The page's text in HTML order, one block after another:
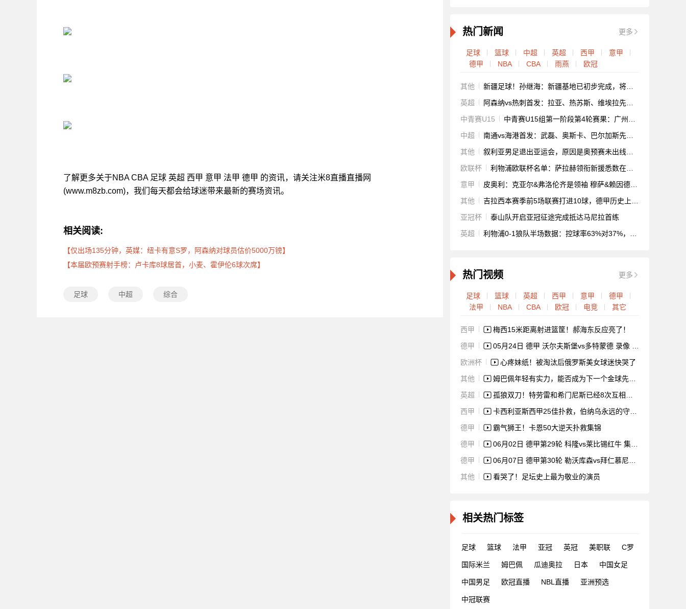
了解更多关于NBA CBA 足球 英超 西甲 意甲 法甲 德甲 的资讯，请关注米8直播直播网
(www.m8zb.com)，我们每天都会给球迷带来最新的赛场资讯。
相关阅读:
【仅出场135分钟，英媒：纽卡有意S罗，阿森纳对球员估价5000万镑】
【本届欧预赛射手榜：卢卡库8球居首，小麦、霍伊伦6球次席】
足球 中超 综合
热门新闻 更多
足球 篮球 中超 英超 西甲
意甲
德甲
NBA CBA 雨燕 欧冠
其他
新疆足球！孙继海：新疆基地已初步完成，将面向全疆招募+费用全免
英超
阿森纳vs热刺首发：拉亚、热苏斯、维埃拉先发，孙兴慜麦迪逊出战
中青赛U15
中青赛U15组第一阶段第4轮赛果：广州队7-0湖南湘涛 三镇6-1浙江
中超
南通vs海港首发：武磊、奥斯卡、巴尔加斯先发，罗马里奥、刘欢出战
其他
叙利亚男足退出亚运会，原因是奥预赛未出线失去锻炼意义
欧联杯
利物浦欧联杯名单：萨拉赫领衔新援悉数在列，阿德里安缺席
意甲
皮奥利：克亚尔&弗洛伦齐是领袖 穆萨&赖因德斯仍需更好理解战术
其他
吉拉西本赛季前5场联赛打进10球，德甲历史上此前只有莱万做到
亚冠杯
泰山队开启亚冠征途完成抵达马尼拉首练
英超
利物浦0-1狼队半场数据：控球率63%对37%，射门数5比8
热门视频 更多
足球 篮球 英超 西甲 意甲
德甲
法甲
NBA CBA 欧冠 电竞 其它
西甲
梅西15米距离射进篮筐！郝海东反应亮了！
德甲
05月24日 德甲 沃尔夫斯堡vs多特蒙德 录像 集锦
欧洲杯
心疼妹纸！被淘汰后俄罗斯美女球迷快哭了
其他
姆巴佩年轻有实力，能否成为下一个金球先生？
英超
孤狼双刀！特劳雷和希门尼斯已经8次互相助攻进球，效率英超第一
西甲
卡西利亚斯西甲25佳扑救，伯纳乌永远的守护神。
德甲
霸气狮王！卡恩50大逆天扑救集锦
德甲
06月02日 德甲第29轮 科隆vs莱比锡红牛 集锦 录像
德甲
06月07日 德甲第30轮 勒沃库森vs拜仁慕尼黑 集锦 录像
其他
看哭了！足坛史上最为敬业的演员
相关热门标签
足球 篮球 法甲 亚冠 英冠 美职联 C罗
国际米兰 姆巴佩 瓜迪奥拉 日本 中国女足
中国男足 欧冠直播 NBL直播 亚洲预选
中冠联赛